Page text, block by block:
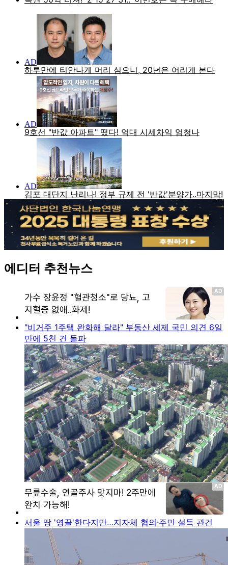
에디터 추천뉴스
"비거주 1주택 완화해 달라" 부동산 세제 국민 의견 6일
만에 5천 건 돌파
서울 땅 '영끌'한다지만…지자체 협의·주민 설득 관건